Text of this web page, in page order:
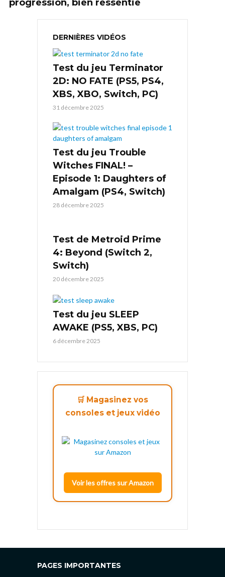
progression, bien ressentie
DERNIÈRES VIDÉOS
Test du jeu Terminator
2D: NO FATE (PS5, PS4,
XBS, XBO, Switch, PC)
31 décembre 2025
Test du jeu Trouble
Witches FINAL! –
Episode 1: Daughters of
Amalgam (PS4, Switch)
28 décembre 2025
Test de Metroid Prime
4: Beyond (Switch 2,
Switch)
20 décembre 2025
Test du jeu SLEEP
AWAKE (PS5, XBS, PC)
6 décembre 2025
🛒 Magasinez vos
consoles et jeux vidéo
Voir les offres sur Amazon
PAGES IMPORTANTES